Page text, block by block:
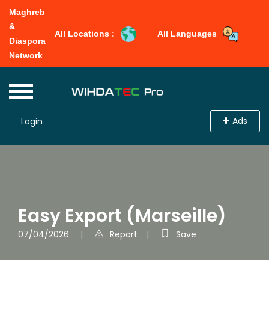
Maghreb
&
Diaspora
Network
All Locations : All Languages
Login Ads
Easy Export (Marseille)
07/04/2026 Report Save